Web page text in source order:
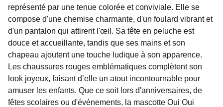
représenté par une tenue colorée et conviviale. Elle se
compose d'une chemise charmante, d'un foulard vibrant et
d'un pantalon qui attirent l'œil. Sa tête en peluche est
douce et accueillante, tandis que ses mains et son
chapeau ajoutent une touche ludique à son apparence.
Les chaussures rouges emblématiques complètent son
look joyeux, faisant d’elle un atout incontournable pour
amuser les enfants. Que ce soit lors d'anniversaires, de
fêtes scolaires ou d'événements, la mascotte Oui Oui